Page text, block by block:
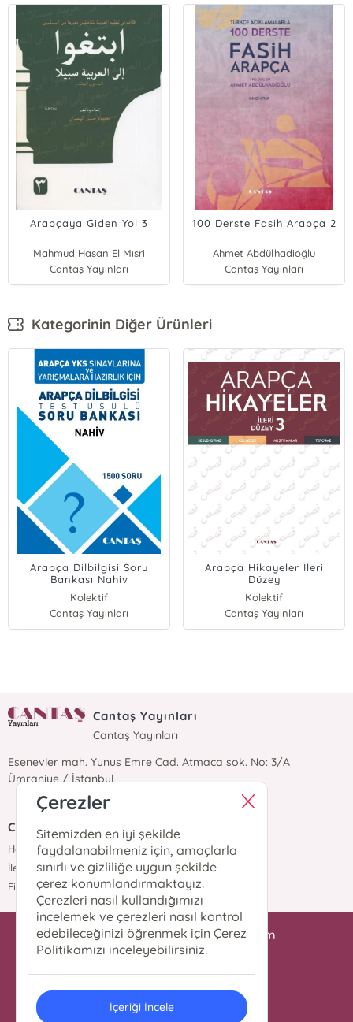
Arapçaya Giden Yol 3
Mahmud Hasan El Mısri
Cantaş Yayınları
100 Derste Fasih Arapça 2
Ahmet Abdülhadioğlu
Cantaş Yayınları
Kategorinin Diğer Ürünleri
Arapça Dilbilgisi Soru
Bankası Nahiv
Kolektif
Cantaş Yayınları
Arapça Hikayeler İleri
Düzey
Kolektif
Cantaş Yayınları
Cantaş Yayınları
Cantaş Yayınları
Esenevler mah. Yunus Emre Cad. Atmaca sok. No: 3/A
Ümraniye / İstanbul
Cantaş Yayınları
Hakkımızda
İletişim
Fiyat Listesi
iletisim@cantasyayinlari.com
0 216 344 98 87
Çerezler
Sitemizden en iyi şekilde
faydalanabilmeniz için, amaçlarla
sınırlı ve gizliliğe uygun şekilde
çerez konumlandırmaktayız.
Çerezleri nasıl kullandığımızı
incelemek ve çerezleri nasıl kontrol
edebileceğinizi öğrenmek için Çerez
Politikamızı inceleyebilirsiniz.
İçeriği İncele